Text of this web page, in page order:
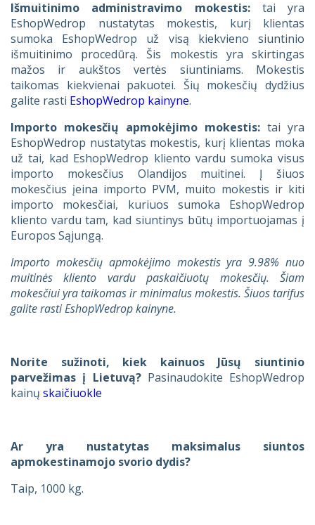
Išmuitinimo administravimo mokestis:tai yra
EshopWedrop nustatytas mokestis, kurį klientas
sumoka EshopWedrop už visą kiekvieno siuntinio
išmuitinimo procedūrą. Šis mokestis yra skirtingas
mažos ir aukštos vertės siuntiniams. Mokestis
taikomas kiekvienai pakuotei. Šių mokesčių dydžius
galite rasti EshopWedrop kainyne.
Importo mokesčių apmokėjimo mokestis: tai yra
EshopWedrop nustatytas mokestis, kurį klientas moka
už tai, kad EshopWedrop kliento vardu sumoka visus
importo mokesčius Olandijos muitinei. Į šiuos
mokesčius įeina importo PVM, muito mokestis ir kiti
importo mokesčiai, kuriuos sumoka EshopWedrop
kliento vardu tam, kad siuntinys būtų importuojamas į
Europos Sąjungą.
Importo mokesčių apmokėjimo mokestis yra 9.98% nuo
muitinės kliento vardu paskaičiuotų mokesčių. Šiam
mokesčiui yra taikomas ir minimalus mokestis. Šiuos tarifus
galite rasti EshopWedrop kainyne.
Norite sužinoti, kiek kainuos Jūsų siuntinio
parvežimas į Lietuvą?Pasinaudokite EshopWedrop
kainų skaičiuokle
Ar yra nustatytas maksimalus siuntos
apmokestinamojo svorio dydis?
Taip, 1000 kg.